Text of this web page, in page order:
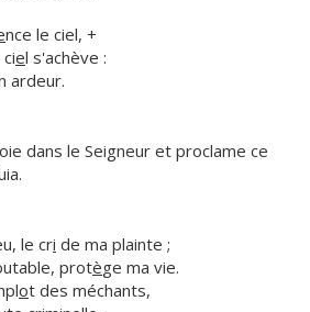
nce le ciel, +
el s'achève :
ardeur.
dans le Seigneur et proclame ce
le cri de ma plainte ;
protège ma vie.
ot des méchants,